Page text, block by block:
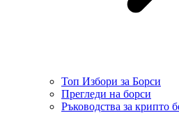
Топ Избори за Борси
Прегледи на борси
Ръководства за крипто